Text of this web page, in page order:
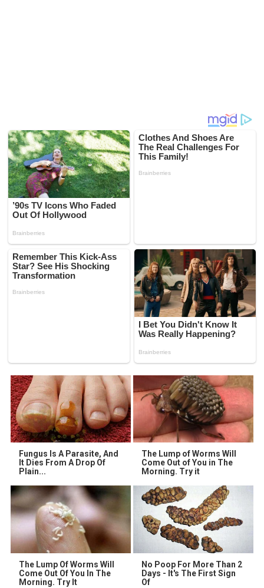
Fungus Is A Parasite, And
It Dies From A Drop Of
Plain...
The Lump of Worms Will
Come Out of You in The
Morning. Try it
The Lump Of Worms Will
Come Out Of You In The
Morning. Try It
No Poop For More Than 2
Days - It's The First Sign
Of